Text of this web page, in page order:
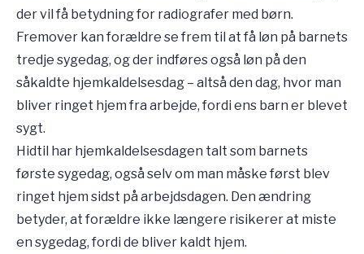
der vil få betydning for radiografer med børn.
Fremover kan forældre se frem til at få løn på barnets
tredje sygedag, og der indføres også løn på den
såkaldte hjemkaldelsesdag – altså den dag, hvor man
bliver ringet hjem fra arbejde, fordi ens barn er blevet
sygt.
Hidtil har hjemkaldelsesdagen talt som barnets
første sygedag, også selv om man måske først blev
ringet hjem sidst på arbejdsdagen. Den ændring
betyder, at forældre ikke længere risikerer at miste
en sygedag, fordi de bliver kaldt hjem.